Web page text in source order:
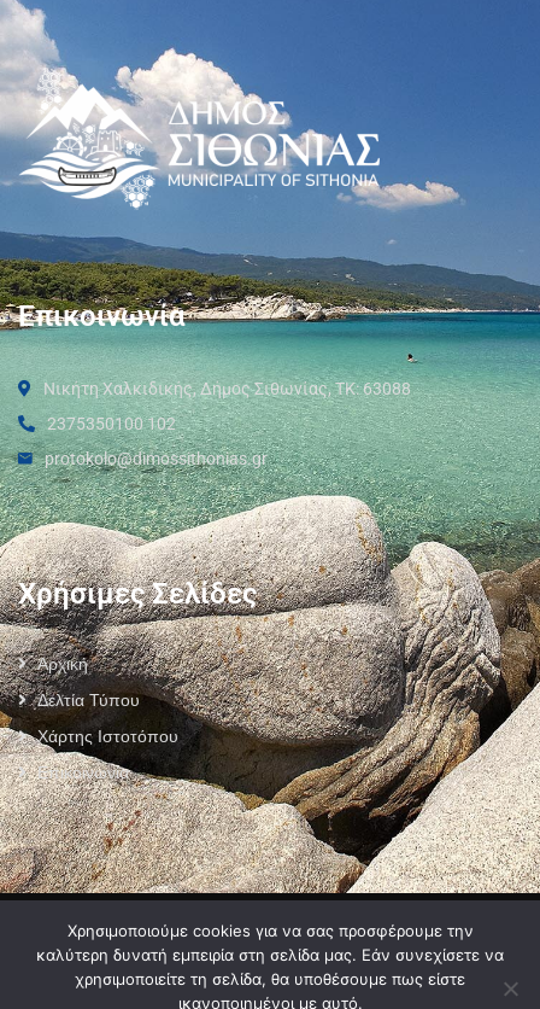
Επικοινωνία
Νικήτη Χαλκιδικής, Δήμος Σιθωνίας, ΤΚ: 63088
2375350100 102
protokolo@dimossithonias.gr
Χρήσιμες Σελίδες
Αρχική
Δελτία Τύπου
Χάρτης Ιστοτόπου
Επικοινωνία
Όροι Χρήσης
Χρησιμοποιούμε cookies για να σας προσφέρουμε την
καλύτερη δυνατή εμπειρία στη σελίδα μας. Εάν συνεχίσετε να
χρησιμοποιείτε τη σελίδα, θα υποθέσουμε πως είστε
ικανοποιημένοι με αυτό.